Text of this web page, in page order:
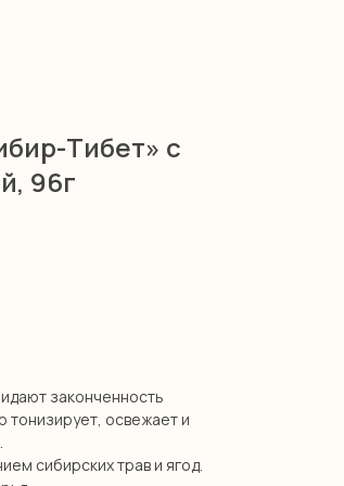
Тибет» с
96г
законченность
тонизирует, освежает и
сибирских трав и ягод.